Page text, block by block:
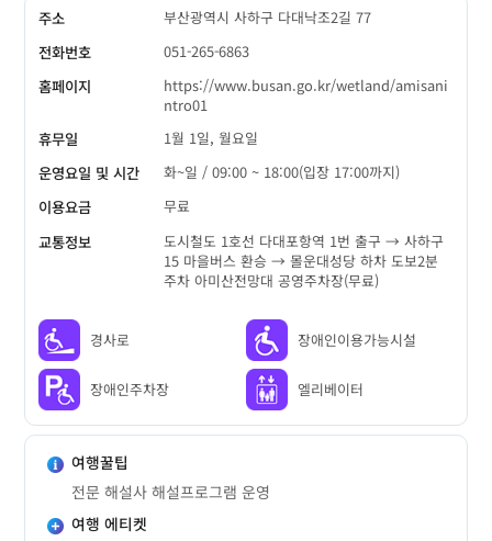
주소
부산광역시 사하구 다대낙조2길 77
전화번호
051-265-6863
홈페이지
https://www.busan.go.kr/wetland/amisani
ntro01
휴무일
1월 1일, 월요일
운영요일 및 시간
화~일 / 09:00 ~ 18:00(입장 17:00까지)
이용요금
무료
교통정보
도시철도 1호선 다대포항역 1번 출구 → 사하구
15 마을버스 환승 → 몰운대성당 하차 도보2분
주차 아미산전망대 공영주차장(무료)
경사로 장애인이용가능시설
장애인주차장 엘리베이터
여행꿀팁
전문 해설사 해설프로그램 운영
여행 에티켓